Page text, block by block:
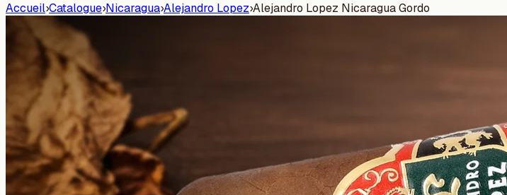
Accueil›Catalogue›Nicaragua›Alejandro Lopez›Alejandro Lopez Nicaragua Gordo